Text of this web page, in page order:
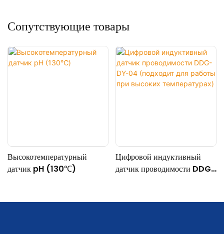
Сопутствующие товары
Высокотемпературный
датчик pH (130℃)
Цифровой индуктивный
датчик проводимости DDG-
температурах)